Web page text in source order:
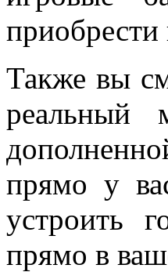
Также вы
реальный
прямо у
устроить
прямо в